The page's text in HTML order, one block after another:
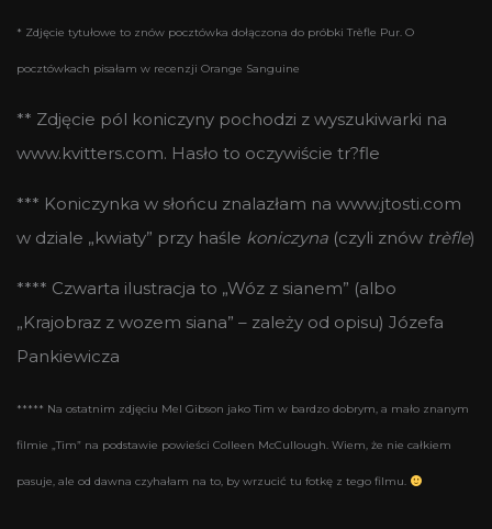
* Zdjęcie tytułowe to znów pocztówka dołączona do próbki Trèfle Pur. O
pocztówkach pisałam w recenzji Orange Sanguine
** Zdjęcie pól koniczyny pochodzi z wyszukiwarki na
www.kvitters.com. Hasło to oczywiście tr?fle
*** Koniczynka w słońcu znalazłam na www.jtosti.com
w dziale „kwiaty” przy haśle koniczyna (czyli znów trèfle)
**** Czwarta ilustracja to „Wóz z sianem” (albo
„Krajobraz z wozem siana” – zależy od opisu) Józefa
Pankiewicza
***** Na ostatnim zdjęciu Mel Gibson jako Tim w bardzo dobrym, a mało znanym
filmie „Tim” na podstawie powieści Colleen McCullough. Wiem, że nie całkiem
pasuje, ale od dawna czyhałam na to, by wrzucić tu fotkę z tego filmu.